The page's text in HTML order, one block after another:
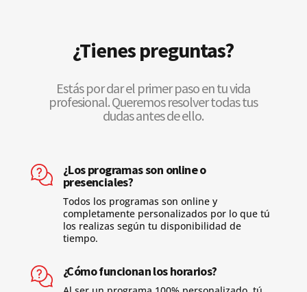
¿Tienes preguntas?
Estás por dar el primer paso en tu vida
profesional. Queremos resolver todas tus
dudas antes de ello.
¿Los programas son online o
presenciales?
Todos los programas son online y
completamente personalizados por lo que tú
los realizas según tu disponibilidad de
tiempo.
¿Cómo funcionan los horarios?